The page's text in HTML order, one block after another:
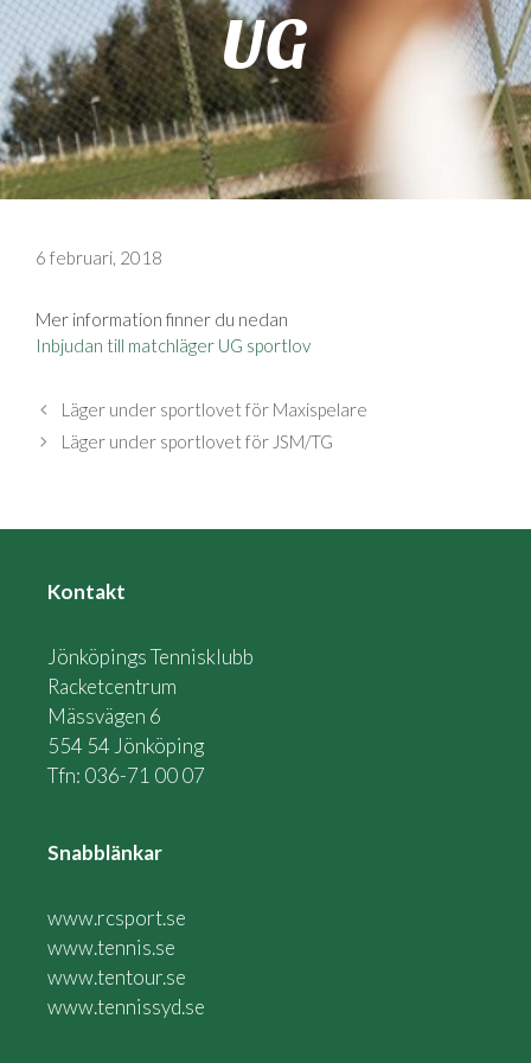
UG
6 februari, 2018
Mer information finner du nedan
Inbjudan till matchläger UG sportlov
Läger under sportlovet för Maxispelare
Läger under sportlovet för JSM/TG
Kontakt
Jönköpings Tennisklubb
Racketcentrum
Mässvägen 6
554 54 Jönköping
Tfn: 036-71 00 07
Snabblänkar
www.rcsport.se
www.tennis.se
www.tentour.se
www.tennissyd.se